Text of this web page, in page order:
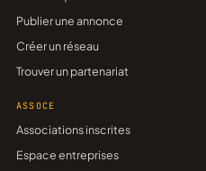
Publier une annonce
Créer un réseau
Trouver un partenariat
ASSOCE
Associations inscrites
Espace entreprises